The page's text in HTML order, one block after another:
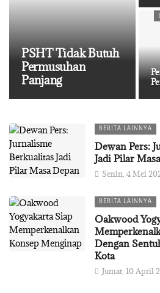
PSHT Tidak Butuh
Permusuhan
Panjang
BERITA LAINNYA
Dewan Pers:
Jadi Pilar
Senin, 4 Mei
BERITA LAINNYA
Oakwood
Dengan
Kota
Jumat, 10 April